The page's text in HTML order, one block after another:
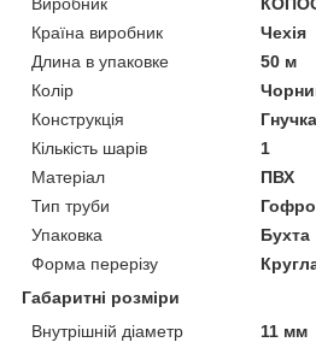
Країна виробник
Чехія
Длина в упаковке
50 м
Колір
Конструкція
Гнучка
Кількість шарів
1
Матеріал
ПВХ
Тип труби
Упаковка
Бухта
Форма перерізу
Габаритні розміри
Внутрішній діаметр
11 мм